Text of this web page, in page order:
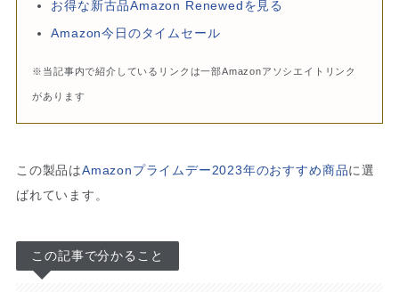
お得な新古品Amazon Renewedを見る
Amazon今日のタイムセール
※当記事内で紹介しているリンクは一部Amazonアソシエイトリンク
があります
この製品はAmazonプライムデー2023年のおすすめ商品に選
ばれています。
この記事で分かること